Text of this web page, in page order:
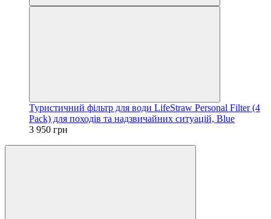
Туристичний фільтр для води LifeStraw Personal Filter (4
Pack) для походів та надзвичайних ситуацій, Blue
3 950 грн